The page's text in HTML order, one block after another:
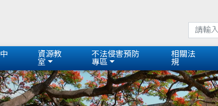
資源教
室
不法侵害預防
專區
相關法
規